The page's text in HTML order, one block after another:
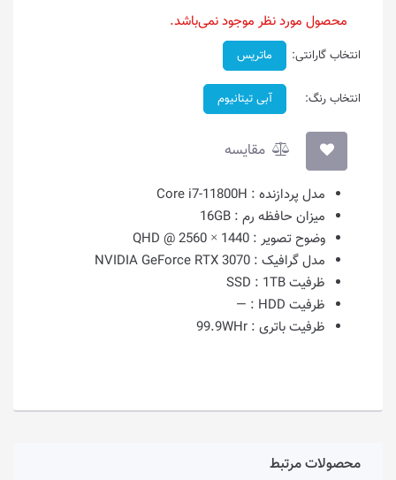
محصول مورد نظر موجود نمی‌باشد.
انتخاب گارانتی: ماتریس
انتخاب رنگ: آبی تیتانیوم
مقایسه
مدل پردازنده : Core i7-11800H
میزان حافظه رم : 16GB
وضوح تصویر : 1440 × 2560 @ QHD
مدل گرافیک : NVIDIA GeForce RTX 3070
ظرفیت SSD :1TB
ظرفیت HDD :
—
ظرفیت باتری : 99.9WHr
محصولات مرتبط